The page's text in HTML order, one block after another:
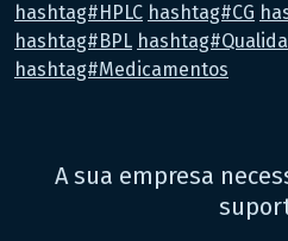
hashtag#HPLC hashtag#CG
hashtag#BPL
hashtag#Medicamentos
A sua empresa